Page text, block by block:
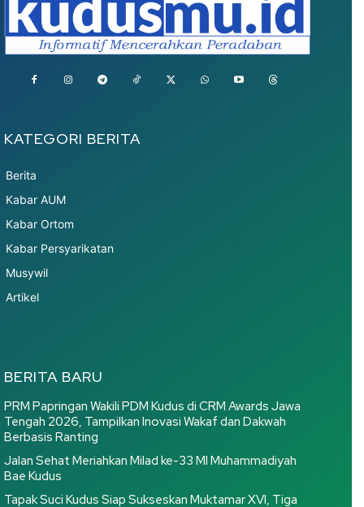
KATEGORI BERITA
Berita
Kabar AUM
Kabar Ortom
Kabar Persyarikatan
Musywil
Artikel
BERITA BARU
PRM Papringan Wakili PDM Kudus di CRM Awards Jawa
Tengah 2026, Tampilkan Inovasi Wakaf dan Dakwah
Berbasis Ranting
Jalan Sehat Meriahkan Milad ke-33 MI Muhammadiyah
Bae Kudus
Tapak Suci Kudus Siap Sukseskan Muktamar XVI, Tiga